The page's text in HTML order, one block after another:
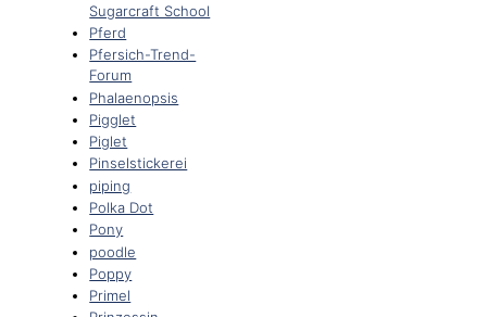
Sugarcraft School
Pferd
Pfersich-Trend-
Forum
Phalaenopsis
Pigglet
Piglet
Pinselstickerei
piping
Polka Dot
Pony
poodle
Poppy
Primel